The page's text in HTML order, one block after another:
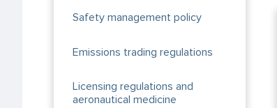
Safety management policy
Emissions trading regulations
Licensing regulations and
aeronautical medicine